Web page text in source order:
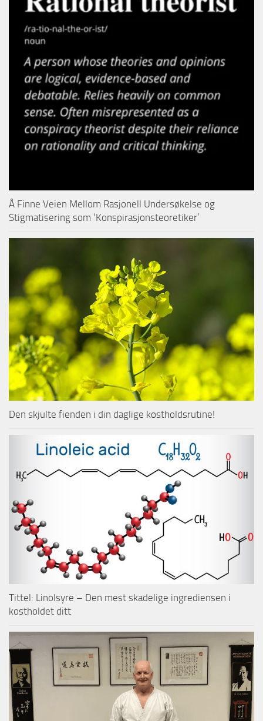
Å Finne Veien Mellom Rasjonell Undersøkelse og
Stigmatisering som ‘Konspirasjonsteoretiker’
Den skjulte fienden i din daglige kostholdsrutine!
Tittel: Linolsyre – Den mest skadelige ingrediensen i
kostholdet ditt